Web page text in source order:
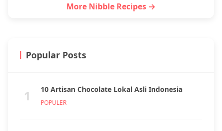
More Nibble Recipes →
Popular Posts
1 10 Artisan Chocolate Lokal Asli Indonesia
POPULER